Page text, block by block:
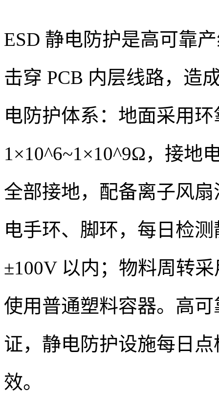
ESD 静电防护是高可靠
击穿 PCB 内层线路，造
电防护体系：地面采用
1×10^6~1×10^9Ω，接地
全部接地，配备离子风
电手环、脚环，每日检
±100V 以内；物料周转
使用普通塑料容器。高可
证，静电防护设施每日
效。